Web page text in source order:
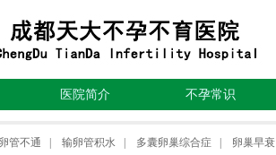
医院简介 不孕常识
管不通 输卵管积水 多囊卵巢综合症 卵巢早衰